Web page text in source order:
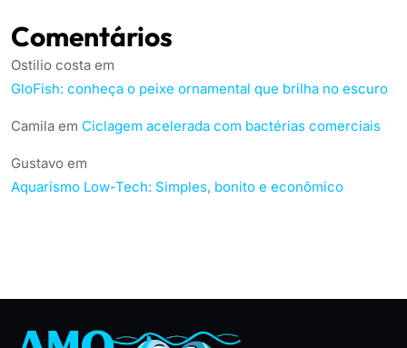
Comentários
Ostilio costa em
GloFish: conheça o peixe ornamental que brilha no escuro
Camila em Ciclagem acelerada com bactérias comerciais
Gustavo em
Aquarismo Low-Tech: Simples, bonito e econômico